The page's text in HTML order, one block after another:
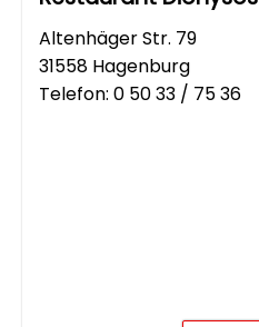
Altenhäger Str. 79
31558 Hagenburg
Telefon: 0 50 33 / 75 36